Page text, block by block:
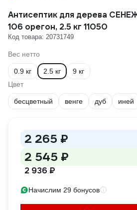
Антисептик для дерева
106 орегон, 2.5 кг 11050
Код товара: 20731749
Вес нетто
0.9 кг 2.5 кг
9 кг
Цвет
бесцветный венге дуб иней
2 265 ₽
2 545 ₽
2 936 ₽
Начислим 29 бонусов